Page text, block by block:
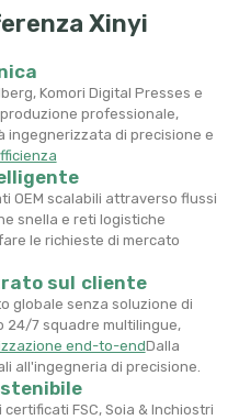
Xinyi
Komori Digital Presses e
professionale,
ingegnerizzata di precisione e
OEM scalabili attraverso flussi
snella e reti logistiche
le richieste di mercato
sul cliente
globale senza soluzione di
7 squadre multilingue,
end-to-endDalla
all'ingegneria di precisione.
FSC, Soia & Inchiostri